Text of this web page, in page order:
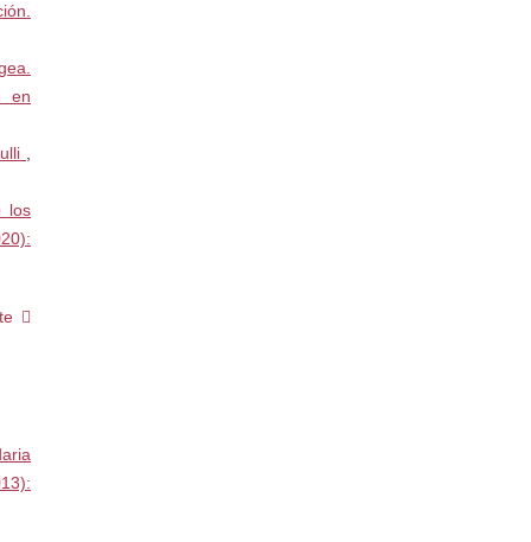
en
los